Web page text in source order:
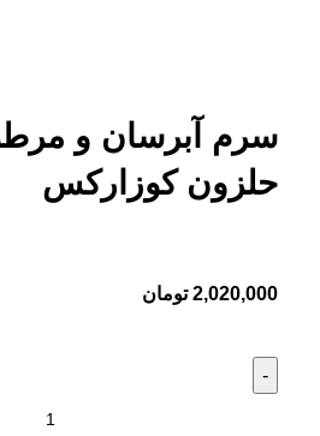
سرم آبرسان و
حلزون کوزارکس
2,020,000 تومان